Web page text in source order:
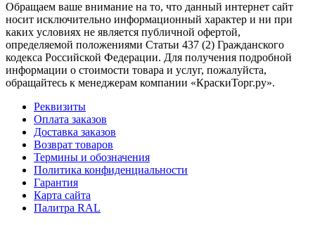
Обращаем ваше внимание на то, что данный интернет сайт
носит исключительно информационный характер и ни при
каких условиях не является публичной офертой,
определяемой положениями Статьи 437 (2) Гражданского
кодекса Российской Федерации. Для получения подробной
информации о стоимости товара и услуг, пожалуйста,
обращайтесь к менеджерам компании «КраскиТорг.ру».
Реквизиты
Оплата заказов
Доставка заказов
Возврат товаров
Термины и обозначения
Политика конфиденциальности
Гарантия
Карта сайта
Палитра RAL